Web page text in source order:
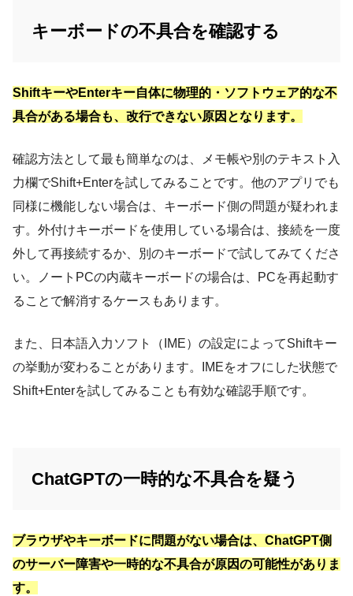
キーボードの不具合を確認する
ShiftキーやEnterキー自体に物理的・ソフトウェア的な不
具合がある場合も、改行できない原因となります。
確認方法として最も簡単なのは、メモ帳や別のテキスト入
力欄でShift+Enterを試してみることです。他のアプリでも
同様に機能しない場合は、キーボード側の問題が疑われま
す。外付けキーボードを使用している場合は、接続を一度
外して再接続するか、別のキーボードで試してみてくださ
い。ノートPCの内蔵キーボードの場合は、PCを再起動す
ることで解消するケースもあります。
また、日本語入力ソフト（IME）の設定によってShiftキー
の挙動が変わることがあります。IMEをオフにした状態で
Shift+Enterを試してみることも有効な確認手順です。
ChatGPTの一時的な不具合を疑う
ブラウザやキーボードに問題がない場合は、ChatGPT側
のサーバー障害や一時的な不具合が原因の可能性がありま
す。